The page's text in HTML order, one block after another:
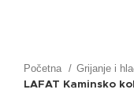
Početna Grijanje i
LAFAT Kaminsko